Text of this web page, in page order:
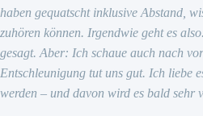
haben gequatscht inklusive Abstand,
zuhören können. Irgendwie geht es
gesagt. Aber: Ich schaue auch nach
Entschleunigung tut uns gut. Ich liebe
werden – und davon wird es bald sehr